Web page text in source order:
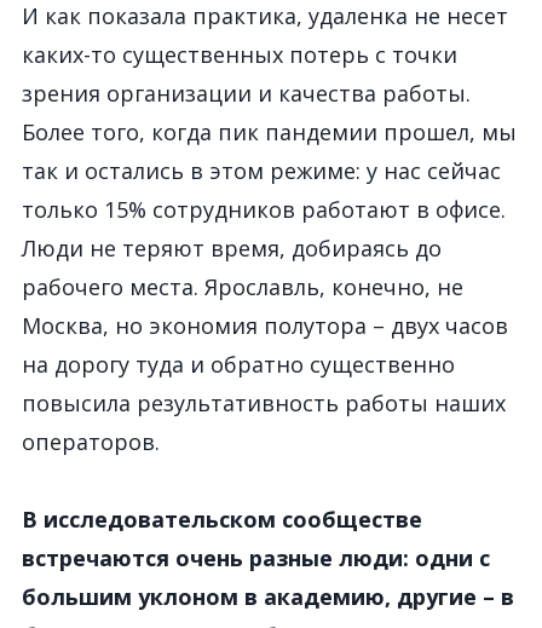
И как показала практика, удаленка не несет
каких-то существенных потерь с точки
зрения организации и качества работы.
Более того, когда пик пандемии прошел, мы
так и остались в этом режиме: у нас сейчас
только 15% сотрудников работают в офисе.
Люди не теряют время, добираясь до
рабочего места. Ярославль, конечно, не
Москва, но экономия полутора – двух часов
на дорогу туда и обратно существенно
повысила результативность работы наших
операторов.
В исследовательском сообществе
встречаются очень разные люди: одни с
большим уклоном в академию, другие – в